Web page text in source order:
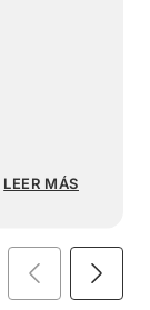
LEER MÁS